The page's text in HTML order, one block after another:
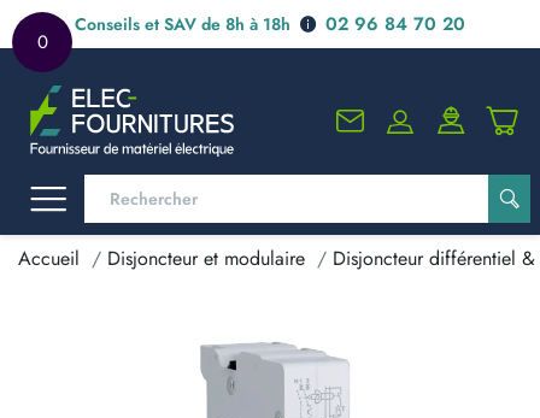
0
Conseils et SAV de 8h à 18h 02 96 84 70 20
Accueil Disjoncteur et modulaire Disjoncteur différentiel